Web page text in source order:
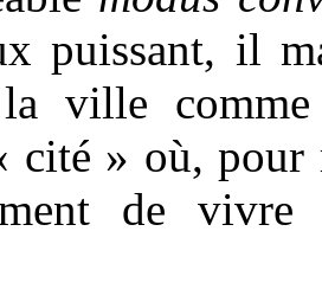
puissant, il
ville
cité » où, pour
de